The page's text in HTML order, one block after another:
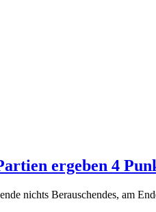
ergeben 4
nichts Berauschendes, am